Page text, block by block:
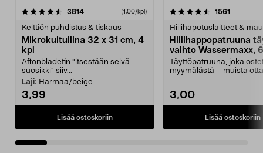
3814arvostelut (1,00/kpl)
Keittiön puhdistus & tiskaus
Mikrokuituliina 32 x 31 cm, 4
kpl
Aftonbladetin "itsestään selvä
suosikki" siiv...
Laji: Harmaa/beige
3,99
Lisää ostoskoriin
4.5viidestä
1561
Hiilihapotuslaitteet &
Hiilihappopatruuna
vaihto Wassermaxx,
Täyttöpatruuna, joka
myymälästä – muista
3,00
Lisää ostoskoriin
4.5viidestä